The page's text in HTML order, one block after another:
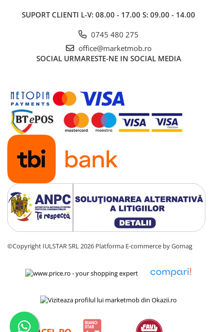
SUPORT CLIENTI L-V: 08.00 - 17.00 S: 09.00 - 14.00
0745 480 275
office@marketmob.ro
SOCIAL URMARESTE-NE IN SOCIAL MEDIA
©Copyright IULSTAR SRL 2026 Platforma E-commerce by Gomag